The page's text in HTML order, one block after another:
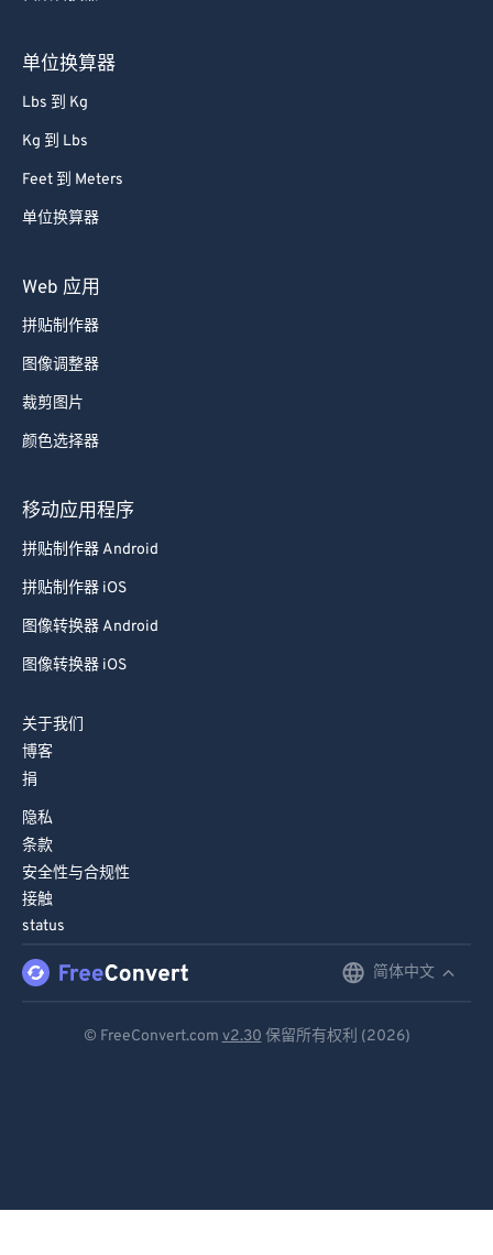
单位换算器
Lbs 到 Kg
Kg 到 Lbs
Feet 到 Meters
单位换算器
Web 应用
拼贴制作器
图像调整器
裁剪图片
颜色选择器
移动应用程序
拼贴制作器 Android
拼贴制作器 iOS
图像转换器 Android
图像转换器 iOS
关于我们
博客
捐
隐私
条款
安全性与合规性
接触
status
简体中文
© FreeConvert.com v2.30 保留所有权利 (2026)